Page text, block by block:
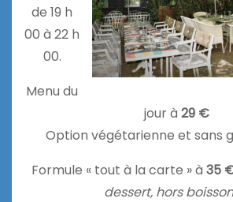
de 19 h
00 à 22 h
00.
Menu du
jour à 29 €
Option végétarienne et sans
Formule « tout à la carte » à 35
dessert, hors